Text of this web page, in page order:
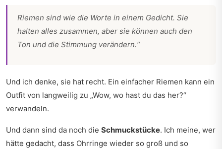
Riemen sind wie die Worte in einem Gedicht. Sie
halten alles zusammen, aber sie können auch den
Ton und die Stimmung verändern.“
Und ich denke, sie hat recht. Ein einfacher Riemen kann ein
Outfit von langweilig zu „Wow, wo hast du das her?“
verwandeln.
Und dann sind da noch die Schmuckstücke. Ich meine, wer
hätte gedacht, dass Ohrringe wieder so groß und so